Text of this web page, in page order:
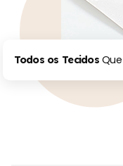
Todos os Tecidos